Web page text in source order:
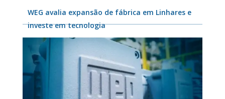
WEG avalia expansão de fábrica em Linhares e
investe em tecnologia